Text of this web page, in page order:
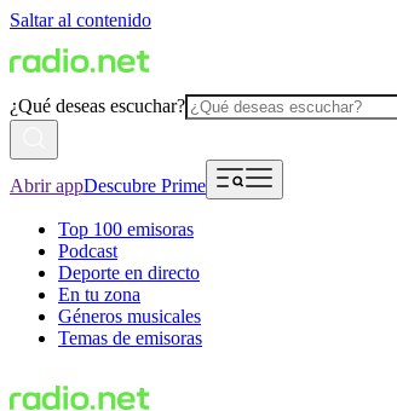
Saltar al contenido
¿Qué deseas escuchar?
Abrir appDescubre Prime
Top 100 emisoras
Podcast
Deporte en directo
En tu zona
Géneros musicales
Temas de emisoras